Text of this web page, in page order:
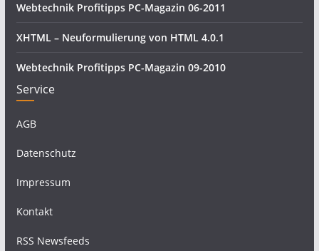
Webtechnik Profitipps PC-Magazin 06-2011
XHTML – Neuformulierung von HTML 4.0.1
Webtechnik Profitipps PC-Magazin 09-2010
Service
AGB
Datenschutz
Impressum
Kontakt
RSS Newsfeeds